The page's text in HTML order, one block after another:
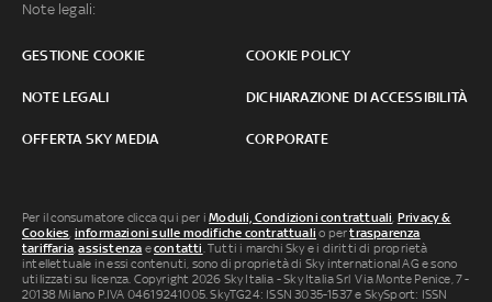
Note legali:
GESTIONE COOKIE COOKIE POLICY
NOTE LEGALI DICHIARAZIONE DI ACCESSIBILITÀ
OFFERTA SKY MEDIA CORPORATE
Per il consumatore clicca qui per iModuli, Condizioni contrattuali, Privacy &
Cookies, informazioni sulle modifiche contrattuali o pertrasparenza
tariffaria,assistenza econtatti. Tutti i marchi Sky e i diritti di proprietà
intellettuale in essi contenuti, sono di proprietà di Sky international AG e sono
utilizzati su licenza. Copyright 2026 Sky Italia - Sky Italia Srl Via Monte Penice, 7 -
20138 Milano P.IVA 04619241005. SkyTG24: ISSN 3035-1537 e SkySport: ISSN